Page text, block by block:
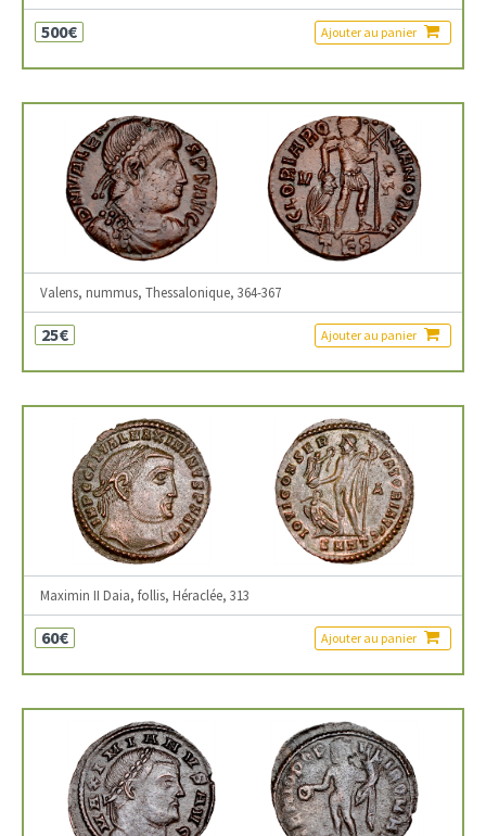
500€ Ajouter au panier
Valens, nummus, Thessalonique, 364-367
25€ Ajouter au panier
Maximin II Daia, follis, Héraclée, 313
60€ Ajouter au panier